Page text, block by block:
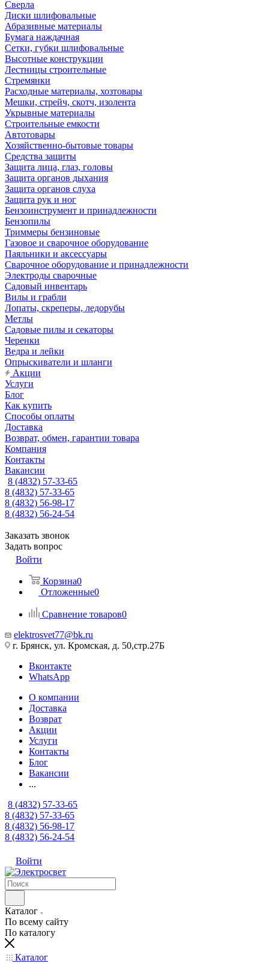
Сверла
Диски шлифовальные
Абразивные материалы
Бумага наждачная
Сетки, губки шлифовальные
Высотные конструкции
Лестницы строительные
Стремянки
Расходные материалы, хозтовары
Мешки, стрейч, скотч, изолента
Укрывные материалы
Строительные емкости
Автотовары
Хозяйственно-бытовые товары
Средства защиты
Защита лица, глаз, головы
Защита органов дыхания
Защита органов слуха
Защита рук и ног
Бензоинструмент и принадлежности
Бензопилы
Триммеры бензиновые
Газовое и сварочное оборудование
Паяльники и аксессуары
Сварочное оборудование и принадлежности
Электроды сварочные
Садовый инвентарь
Вилы и грабли
Лопаты, скреперы, ледорубы
Метлы
Садовые пилы и секаторы
Черенки
Ведра и лейки
Опрыскиватели и шланги
Акции
Услуги
Блог
Как купить
Способы оплаты
Доставка
Возврат, обмен, гарантии товара
Компания
Контакты
Вакансии
8 (4832) 57-33-65
8 (4832) 57-33-65
8 (4832) 56-98-17
8 (4832) 56-24-54
Заказать звонок
Задать вопрос
Войти
Корзина0
Отложенные0
Сравнение товаров0
elektrosvet77@bk.ru
г. Брянск, ул. Кромская, д. 50,стр.27Б
Вконтакте
WhatsApp
О компании
Доставка
Возврат
Акции
Услуги
Контакты
Блог
Вакансии
...
8 (4832) 57-33-65
8 (4832) 57-33-65
8 (4832) 56-98-17
8 (4832) 56-24-54
Войти
Каталог
По всему сайту
По каталогу
Каталог